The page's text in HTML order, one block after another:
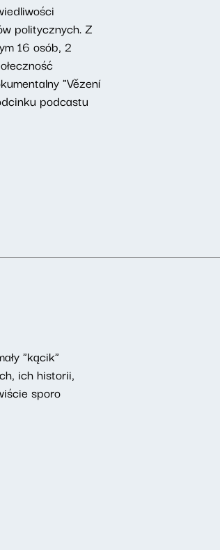
politycznych. Z
16 osób, 2
"Vězení
podcastu
"kącik"
ich historii,
sporo